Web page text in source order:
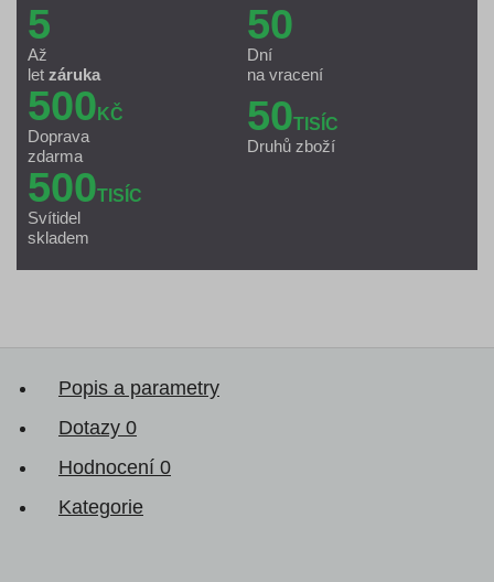
5
Až
let záruka
50
Dní
na vracení
500 KČ
Doprava
zdarma
50TISÍC
Druhů zboží
500TISÍC
Svítidel
skladem
Popis a parametry
Dotazy 0
Hodnocení 0
Kategorie